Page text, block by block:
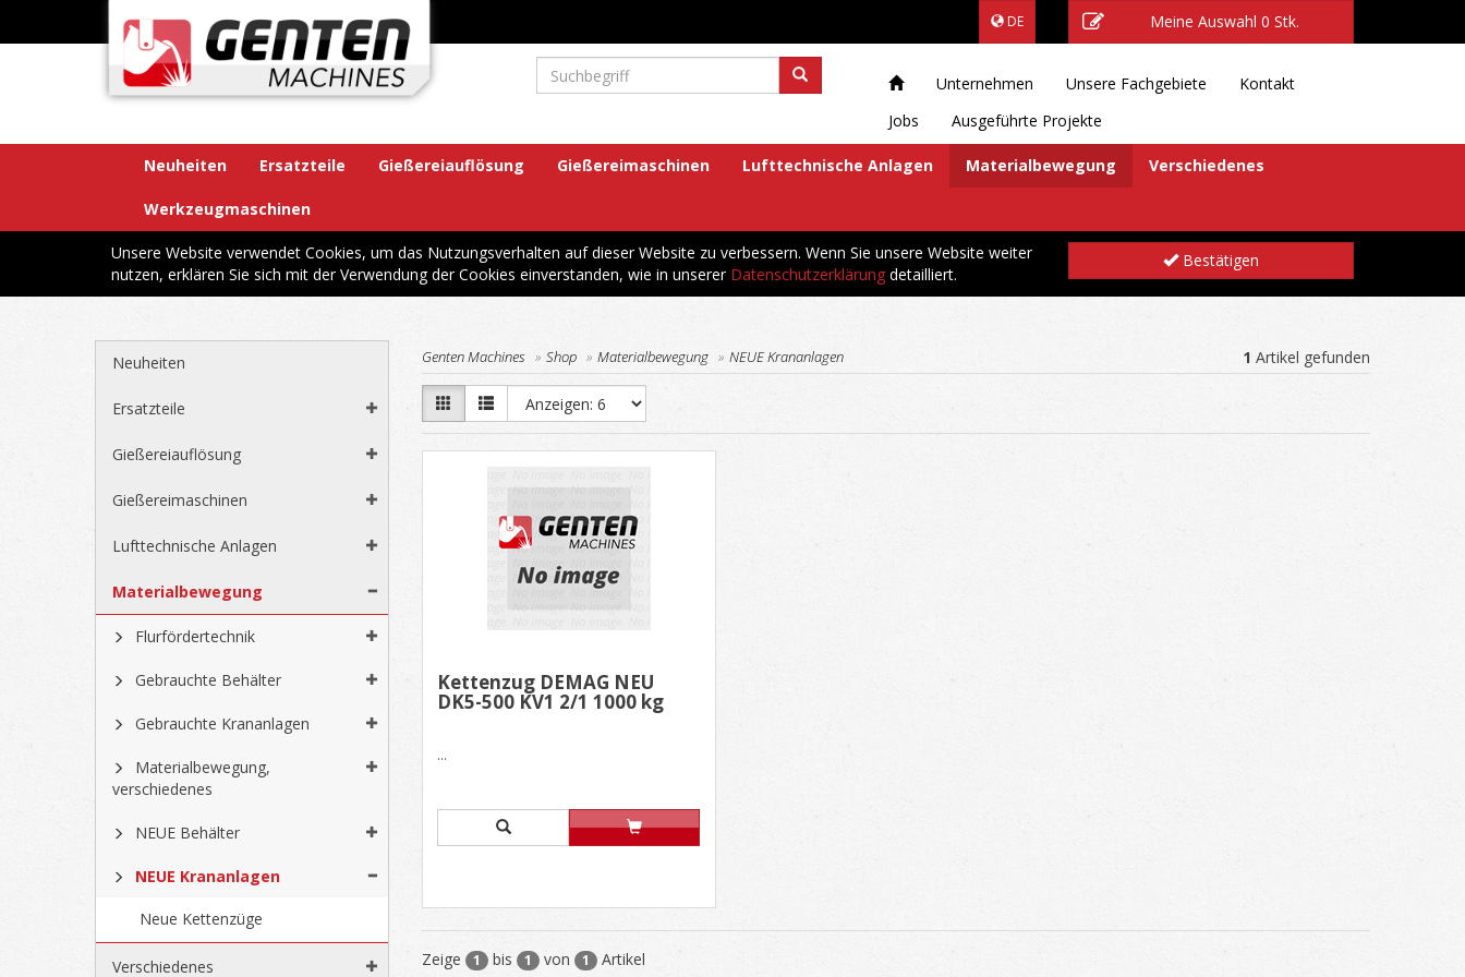
DE Meine Auswahl 0 Stk.
Unternehmen Unsere Fachgebiete
Kontakt
Jobs
Ausgeführte Projekte
Neuheiten Ersatzteile Gießereiauflösung Gießereimaschinen Lufttechnische Anlagen Materialbewegung Verschiedenes
Werkzeugmaschinen
Unsere Website verwendet Cookies, um das Nutzungsverhalten auf dieser Website zu verbessern. Wenn Sie unsere Website weiter
nutzen, erklären Sie sich mit der Verwendung der Cookies einverstanden, wie in unserer Datenschutzerklärung detailliert.
Bestätigen
Neuheiten
Ersatzteile
Gießereiauflösung
Gießereimaschinen
Lufttechnische Anlagen
Materialbewegung
Flurfördertechnik
Gebrauchte Behälter
Gebrauchte Krananlagen
Materialbewegung,
verschiedenes
NEUE Behälter
NEUE Krananlagen
Neue Kettenzüge
Verschiedenes
Genten Machines Shop Materialbewegung NEUE Krananlagen 1 Artikel gefunden
Kettenzug DEMAG NEU
DK5-500 KV1 2/1 1000 kg
...
Zeige 1 bis 1 von 1 Artikel